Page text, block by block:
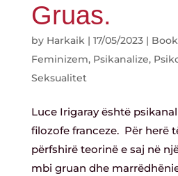
Gruas.
by Harkaik| 17/05/2023|
Feminizem, Psikanalize,
Seksualitet
Luce Irigaray është
filozofe franceze. Për herë
përfshirë teorinë e saj në
mbi gruan dhe